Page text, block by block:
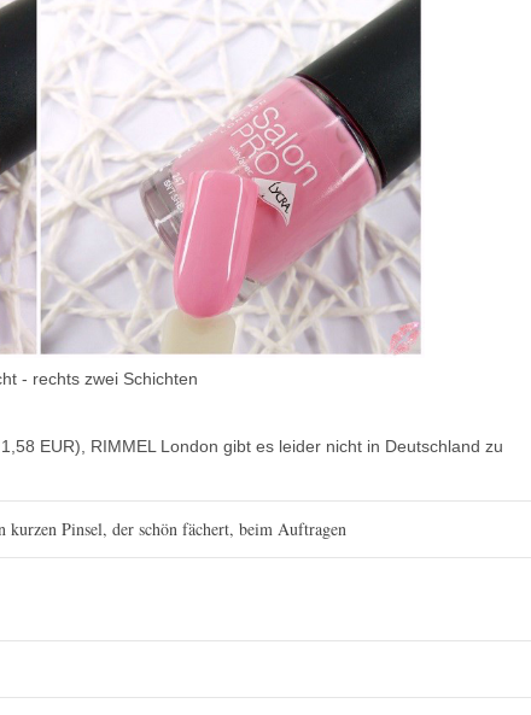
- rechts zwei Schichten
EUR), RIMMEL London gibt es leider nicht in Deutschland zu
Pinsel, der schön fächert, beim Auftragen